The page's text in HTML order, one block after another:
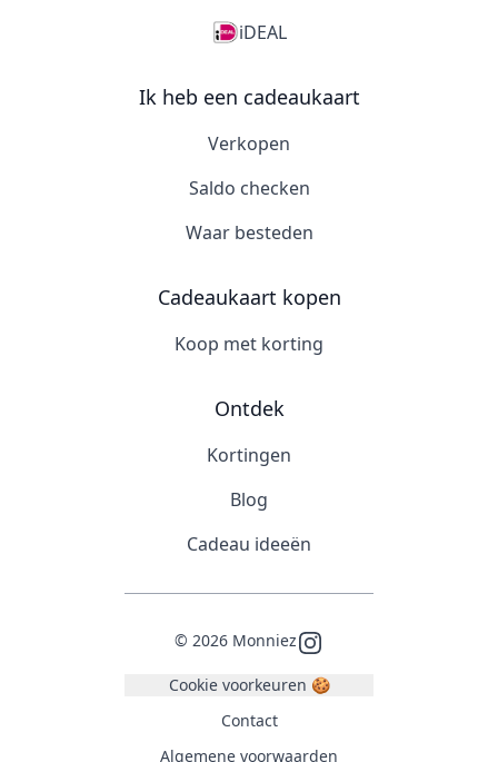
iDEAL
Ik heb een cadeaukaart
Verkopen
Saldo checken
Waar besteden
Cadeaukaart kopen
Koop met korting
Ontdek
Kortingen
Blog
Cadeau ideeën
© 2026 MonniezInstagram
Cookie voorkeuren 🍪
Contact
Algemene voorwaarden